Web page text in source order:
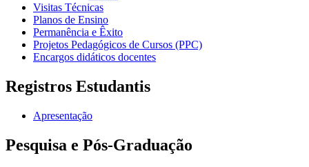
Visitas Técnicas
Planos de Ensino
Permanência e Êxito
Projetos Pedagógicos de Cursos (PPC)
Encargos didáticos docentes
Registros Estudantis
Apresentação
Pesquisa e Pós-Graduação